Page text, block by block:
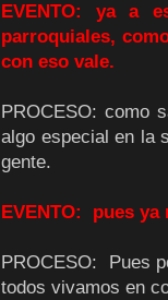
EVENTO: ya a
parroquiales,
con eso vale.
PROCESO: como
algo especial en la
gente.
EVENTO: pues
PROCESO: Pues
todos vivamos en